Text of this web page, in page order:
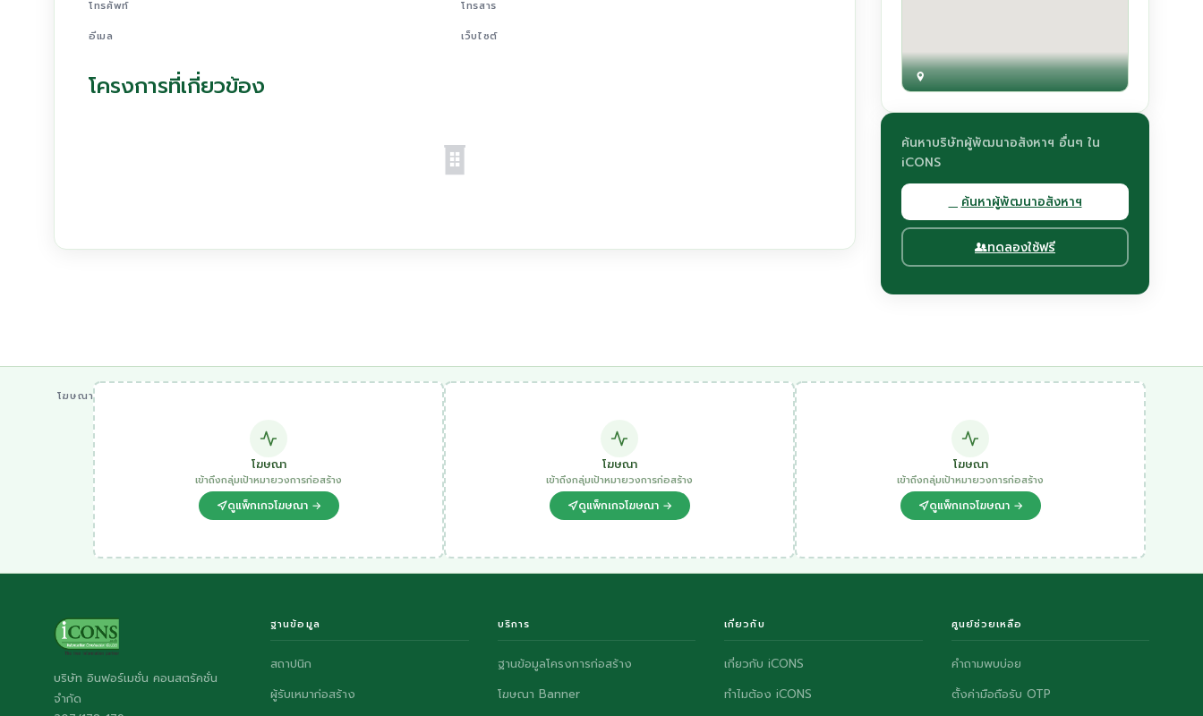
โทรศัพท์
โทรสาร
อีเมล
เว็บไซต์
โครงการที่เกี่ยวข้อง
ค้นหาบริษัทผู้พัฒนาอสังหาฯ อื่นๆ ใน
iCONS
ค้นหาผู้พัฒนาอสังหาฯ
ทดลองใช้ฟรี
โฆษณา
โฆษณา
เข้าถึงกลุ่มเป้าหมายวงการก่อสร้าง
ดูแพ็กเกจโฆษณา →
โฆษณา
เข้าถึงกลุ่มเป้าหมายวงการก่อสร้าง
ดูแพ็กเกจโฆษณา →
โฆษณา
เข้าถึงกลุ่มเป้าหมายวงการก่อสร้าง
ดูแพ็กเกจโฆษณา →
บริษัท อินฟอร์เมชั่น คอนสตรัคชั่น
จำกัด
ฐานข้อมูล
สถาปนิก
ผู้รับเหมาก่อสร้าง
บริการ
ฐานข้อมูลโครงการก่อสร้าง
โฆษณา Banner
เกี่ยวกับ
เกี่ยวกับ iCONS
ทำไมต้อง iCONS
ศูนย์ช่วยเหลือ
คำถามพบบ่อย
ตั้งค่ามือถือรับ OTP